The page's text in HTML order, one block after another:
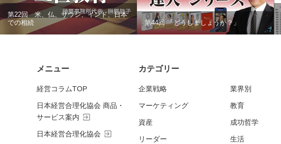
第22回 米、仏、サウジ、インド、日本
での相続
第44回 「どうしましょうか？」
メニュー
経営コラムTOP
日本経営合理化協会 商品・
サービス案内 exit_to_app
日本経営合理化協会 exit_to_app
カテゴリー
企業戦略
マーケティング
資産
リーダー
業界別
教育
成功哲学
生活